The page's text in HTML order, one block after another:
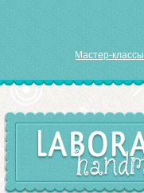
Мастер-классы